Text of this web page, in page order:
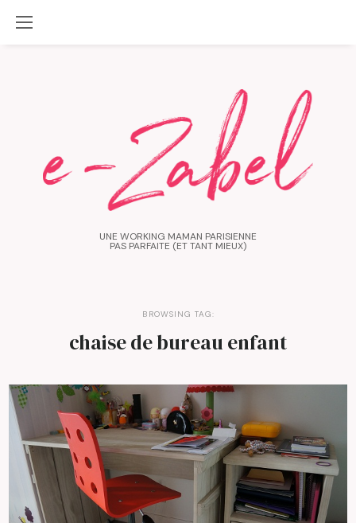
UNE WORKING MAMAN PARISIENNE
PAS PARFAITE (ET TANT MIEUX)
BROWSING TAG:
chaise de bureau enfant